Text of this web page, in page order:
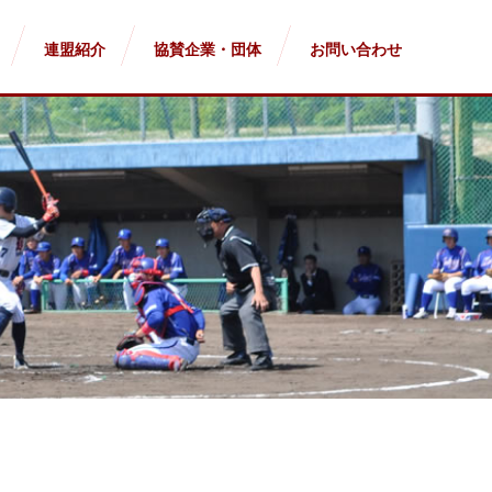
連盟紹介 協賛企業・団体 お問い合わせ